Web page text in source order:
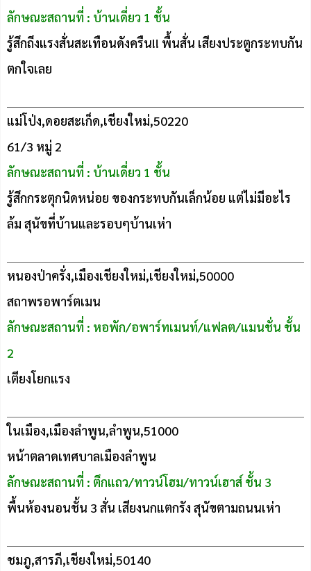
ลักษณะสถานที่ : บ้านเดี่ยว 1 ชั้น
รู้สึกถึงแรงสั่นสะเทือนดังครืน!! พื้นสั่น เสียงประตูกระทบกัน
ตกใจเลย
แม่โป่ง,ดอยสะเก็ด,เชียงใหม่,50220
61/3 หมู่ 2
ลักษณะสถานที่ : บ้านเดี่ยว 1 ชั้น
รู้สึกกระตุกนิดหน่อย ของกระทบกันเล็กน้อย แต่ไม่มีอะไร
ล้ม สุนัขที่บ้านและรอบๆบ้านเห่า
หนองป่าครั่ง,เมืองเชียงใหม่,เชียงใหม่,50000
สถาพรอพาร์ตเมน
ลักษณะสถานที่ : หอพัก/อพาร์ทเมนท์/แฟลต/แมนชั่น ชั้น
2
เตียงโยกแรง
ในเมือง,เมืองลำพูน,ลำพูน,51000
หน้าตลาดเทศบาลเมืองลำพูน
ลักษณะสถานที่ : ตึกแถว/ทาวน์โฮม/ทาวน์เฮาส์ ชั้น 3
พื้นห้องนอนชั้น 3 สั่น เสียงนกแตกรัง สุนัขตามถนนเห่า
ชมภู,สารภี,เชียงใหม่,50140